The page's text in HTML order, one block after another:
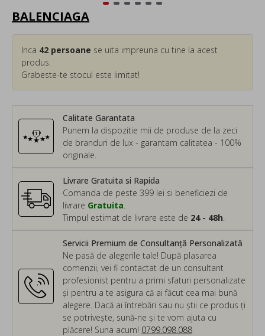
BALENCIAGA
Calitate Garantata
Punem la dispozitie mii de produse de la zeci
de branduri de lux - garantam calitatea - 100%
originale.
Inca 42 persoane se uita impreuna cu tine la acest
produs.
Grabeste-te stocul este limitat!
Servicii Premium de Consultanță Personalizată
Ne pasă de alegerile tale! După plasarea
comenzii, vei fi contactat de un consultant
profesionist pentru a primi sfaturi personalizate
și pentru a te asigura că ai făcut cea mai bună
alegere. Dacă ai întrebări sau nu știi ce produs ți
se potrivește, sună-ne și te vom ajuta cu
plăcere! Suna acum! 0799.098.088
Livrare Gratuita si Rapida
Comanda de peste 399 lei si beneficiezi de
livrare Gratuita
Timpul estimat de livrare este de 24 - 48h